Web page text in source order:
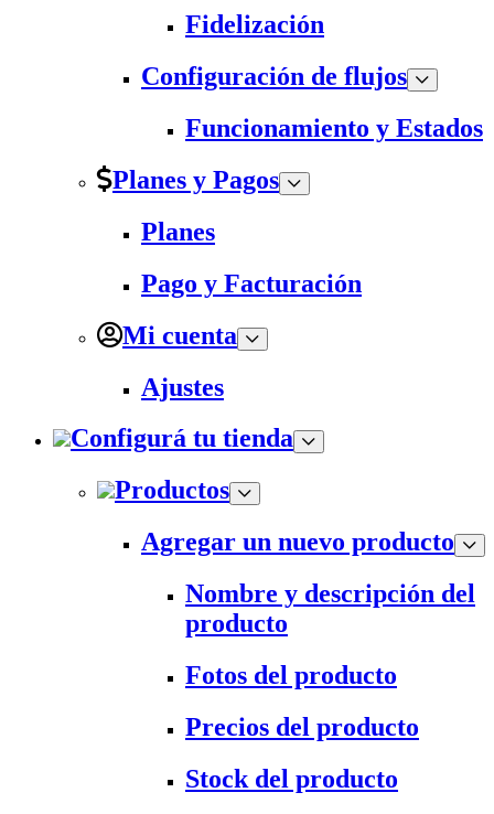
Fidelización
Configuración de flujos
Funcionamiento y Estados
Planes y Pagos
Planes
Pago y Facturación
Mi cuenta
Ajustes
Configurá tu tienda
Productos
Agregar un nuevo producto
Nombre y descripción del
producto
Fotos del producto
Precios del producto
Stock del producto